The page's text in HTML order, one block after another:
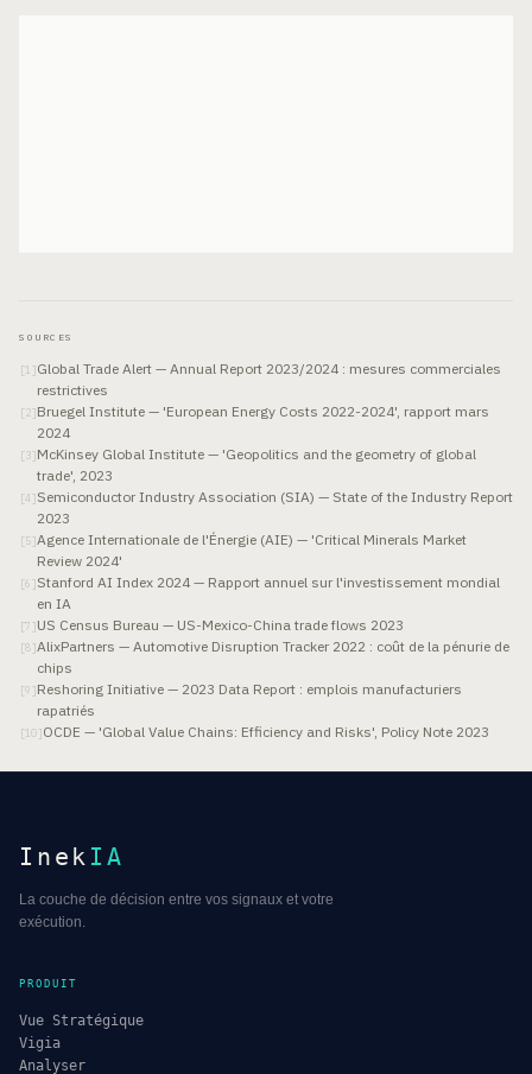
SOURCES
[1 ]Global Trade Alert — Annual Report 2023/2024 : mesures commerciales
restrictives
[2]Bruegel Institute — 'European Energy Costs 2022-2024', rapport mars
2024
[ 3]McKinsey Global Institute — 'Geopolitics and the geometry of global
trade', 2023
[4 ]Semiconductor Industry Association (SIA) — State of the Industry Report
2023
[5]Agence Internationale de l'Énergie (AIE) — 'Critical Minerals Market
Review 2024'
[6 ]Stanford AI Index 2024 — Rapport annuel sur l'investissement mondial
en IA
[7 ]US Census Bureau — US-Mexico-China trade flows 2023
[8]AlixPartners — Automotive Disruption Tracker 2022 : coût de la pénurie de
chips
[9 ]Reshoring Initiative — 2023 Data Report : emplois manufacturiers
rapatriés
[10]OCDE — 'Global Value Chains: Efficiency and Risks', Policy Note 2023
Inek IA
La couche de décision entre vos signaux et votre
exécution.
PRODUIT
Vue Stratégique
Vigia
Analyser